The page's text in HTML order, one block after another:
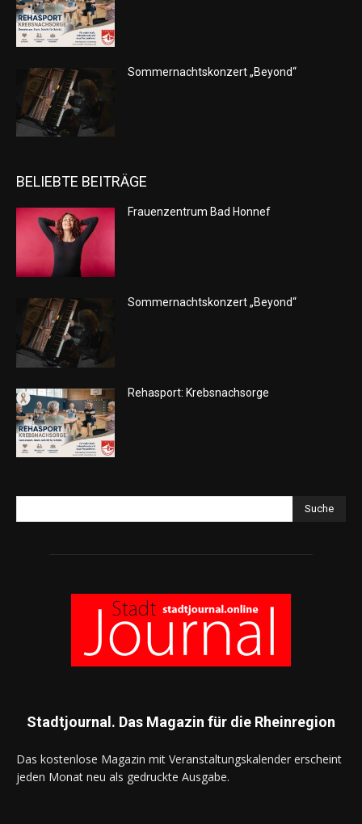
Sommernachtskonzert „Beyond“
BELIEBTE BEITRÄGE
Frauenzentrum Bad Honnef
Sommernachtskonzert „Beyond“
Rehasport: Krebsnachsorge
Suche
Stadtjournal. Das Magazin für die Rheinregion
Das kostenlose Magazin mit Veranstaltungskalender erscheint
jeden Monat neu als gedruckte Ausgabe.